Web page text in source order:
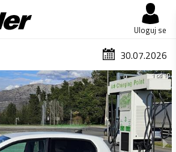
Uloguj se
30.07.2026
1 od 10